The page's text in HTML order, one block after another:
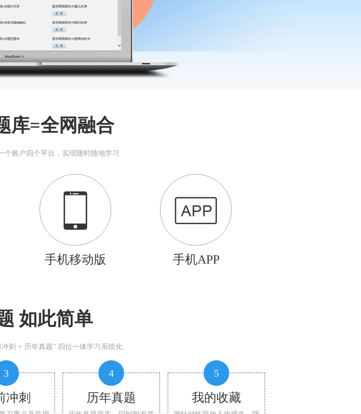
库=全网融合
个账户四个平台，实现随时随地学习
手机移动版 手机APP
如此简单
刺 + 历年真题” 四位一体学习系统化
3
冲刺
4
历年真题
5
我的收藏